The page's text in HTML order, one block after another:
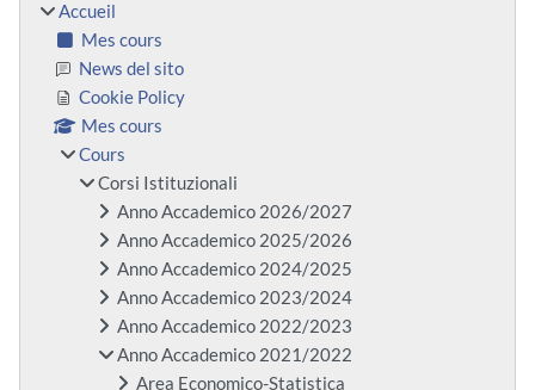
Accueil
Mes cours
News del sito
Cookie Policy
Mes cours
Cours
Corsi Istituzionali
Anno Accademico 2026/2027
Anno Accademico 2025/2026
Anno Accademico 2024/2025
Anno Accademico 2023/2024
Anno Accademico 2022/2023
Anno Accademico 2021/2022
Area Economico-Statistica